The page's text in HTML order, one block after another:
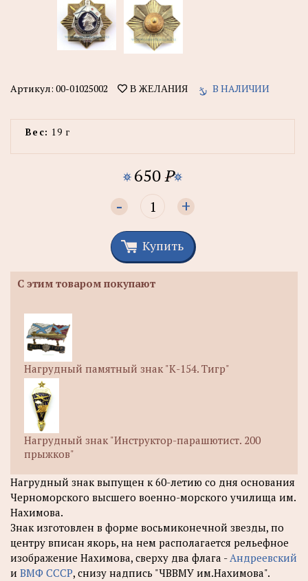
Артикул: 00-01025002 В ЖЕЛАНИЯ В НАЛИЧИИ
Вес: 19 г
650P
- +
Купить
С этим товаром покупают
Нагрудный памятный знак "К-154. Тигр"
Нагрудный знак "Инструктор-парашютист. 200
прыжков"
Нагрудный знак выпущен к 60-летию со дня основания
Черноморского высшего военно-морского училища им.
Нахимова.
Знак изготовлен в форме восьмиконечной звезды, по
центру вписан якорь, на нем располагается рельефное
изображение Нахимова, сверху два флага -Андреевский
и ВМФ СССР, снизу надпись "ЧВВМУ им.Нахимова".